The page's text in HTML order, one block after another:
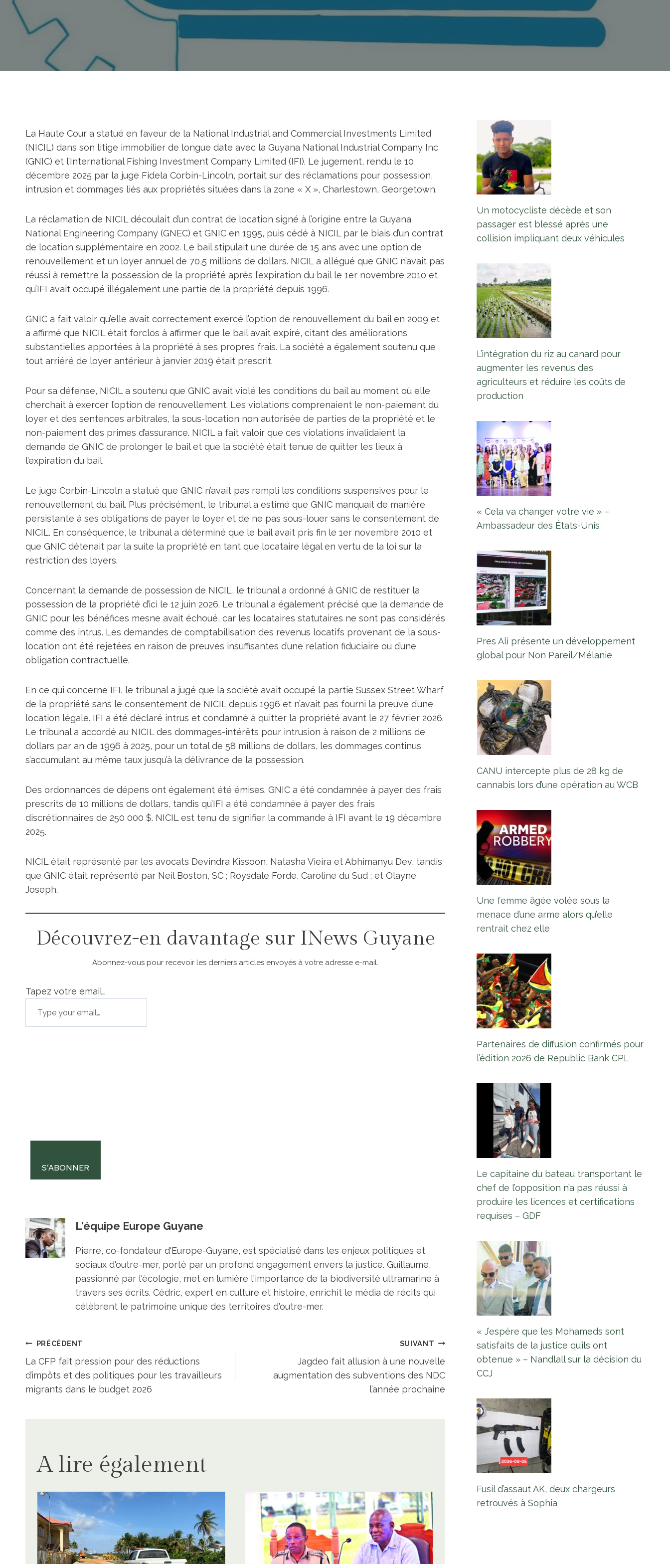
La Haute Cour a statué en faveur de la National Industrial and Commercial Investments Limited
(NICIL) dans son litige immobilier de longue date avec la Guyana National Industrial Company Inc
(GNIC) et l’International Fishing Investment Company Limited (IFI). Le jugement, rendu le 10
décembre 2025 par la juge Fidela Corbin-Lincoln, portait sur des réclamations pour possession,
intrusion et dommages liés aux propriétés situées dans la zone « X », Charlestown, Georgetown.
La réclamation de NICIL découlait d’un contrat de location signé à l’origine entre la Guyana
National Engineering Company (GNEC) et GNIC en 1995, puis cédé à NICIL par le biais d’un contrat
de location supplémentaire en 2002. Le bail stipulait une durée de 15 ans avec une option de
renouvellement et un loyer annuel de 70,5 millions de dollars. NICIL a allégué que GNIC n’avait pas
réussi à remettre la possession de la propriété après l’expiration du bail le 1er novembre 2010 et
qu’IFI avait occupé illégalement une partie de la propriété depuis 1996.
GNIC a fait valoir qu’elle avait correctement exercé l’option de renouvellement du bail en 2009 et
a affirmé que NICIL était forclos à affirmer que le bail avait expiré, citant des améliorations
substantielles apportées à la propriété à ses propres frais. La société a également soutenu que
tout arriéré de loyer antérieur à janvier 2019 était prescrit.
Pour sa défense, NICIL a soutenu que GNIC avait violé les conditions du bail au moment où elle
cherchait à exercer l’option de renouvellement. Les violations comprenaient le non-paiement du
loyer et des sentences arbitrales, la sous-location non autorisée de parties de la propriété et le
non-paiement des primes d’assurance. NICIL a fait valoir que ces violations invalidaient la
demande de GNIC de prolonger le bail et que la société était tenue de quitter les lieux à
l’expiration du bail.
Le juge Corbin-Lincoln a statué que GNIC n’avait pas rempli les conditions suspensives pour le
renouvellement du bail. Plus précisément, le tribunal a estimé que GNIC manquait de manière
persistante à ses obligations de payer le loyer et de ne pas sous-louer sans le consentement de
NICIL. En conséquence, le tribunal a déterminé que le bail avait pris fin le 1er novembre 2010 et
que GNIC détenait par la suite la propriété en tant que locataire légal en vertu de la loi sur la
restriction des loyers.
Concernant la demande de possession de NICIL, le tribunal a ordonné à GNIC de restituer la
possession de la propriété d’ici le 12 juin 2026. Le tribunal a également précisé que la demande de
GNIC pour les bénéfices mesne avait échoué, car les locataires statutaires ne sont pas considérés
comme des intrus. Les demandes de comptabilisation des revenus locatifs provenant de la sous-
location ont été rejetées en raison de preuves insuffisantes d’une relation fiduciaire ou d’une
obligation contractuelle.
En ce qui concerne IFI, le tribunal a jugé que la société avait occupé la partie Sussex Street Wharf
de la propriété sans le consentement de NICIL depuis 1996 et n’avait pas fourni la preuve d’une
location légale. IFI a été déclaré intrus et condamné à quitter la propriété avant le 27 février 2026.
Le tribunal a accordé au NICIL des dommages-intérêts pour intrusion à raison de 2 millions de
dollars par an de 1996 à 2025, pour un total de 58 millions de dollars, les dommages continus
s’accumulant au même taux jusqu’à la délivrance de la possession.
Des ordonnances de dépens ont également été émises. GNIC a été condamnée à payer des frais
prescrits de 10 millions de dollars, tandis qu’IFI a été condamnée à payer des frais
discrétionnaires de 250 000 $. NICIL est tenu de signifier la commande à IFI avant le 19 décembre
2025.
NICIL était représenté par les avocats Devindra Kissoon, Natasha Vieira et Abhimanyu Dev, tandis
que GNIC était représenté par Neil Boston, SC ; Roysdale Forde, Caroline du Sud ; et Olayne
Joseph.
Découvrez-en davantage sur INews Guyane
Abonnez-vous pour recevoir les derniers articles envoyés à votre adresse e-mail.
Tapez votre email…
S’ABONNER
L'équipe Europe Guyane
Pierre, co-fondateur d'Europe-Guyane, est spécialisé dans les enjeux politiques et
sociaux d'outre-mer, porté par un profond engagement envers la justice. Guillaume,
passionné par l'écologie, met en lumière l'importance de la biodiversité ultramarine à
travers ses écrits. Cédric, expert en culture et histoire, enrichit le média de récits qui
célèbrent le patrimoine unique des territoires d'outre-mer.
Navigation
de
PRÉCÉDENT
La CFP fait pression pour des réductions
d’impôts et des politiques pour les travailleurs
migrants dans le budget 2026
SUIVANT
Jagdeo fait allusion à une nouvelle
augmentation des subventions des NDC
l’année prochaine
A lire également
Un motocycliste décède et son
passager est blessé après une
collision impliquant deux véhicules
L’intégration du riz au canard pour
augmenter les revenus des
agriculteurs et réduire les coûts de
production
« Cela va changer votre vie » –
Ambassadeur des États-Unis
Pres Ali présente un développement
global pour Non Pareil/Mélanie
CANU intercepte plus de 28 kg de
cannabis lors d’une opération au WCB
Une femme âgée volée sous la
menace d’une arme alors qu’elle
rentrait chez elle
Partenaires de diffusion confirmés pour
l’édition 2026 de Republic Bank CPL
Le capitaine du bateau transportant le
chef de l’opposition n’a pas réussi à
produire les licences et certifications
requises – GDF
« J’espère que les Mohameds sont
satisfaits de la justice qu’ils ont
obtenue » – Nandlall sur la décision du
CCJ
Fusil d’assaut AK, deux chargeurs
retrouvés à Sophia